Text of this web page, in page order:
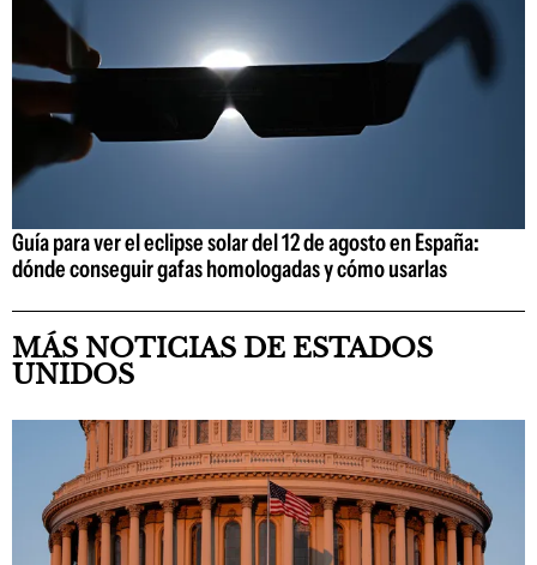
Guía para ver el eclipse solar del 12 de agosto en España:
dónde conseguir gafas homologadas y cómo usarlas
MÁS NOTICIAS DE ESTADOS
UNIDOS